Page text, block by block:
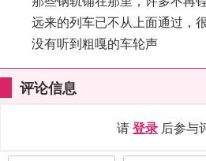
远来的列车已不从上面通过，
没有听到粗嘎的车轮声
评论信息
请登录 后参与